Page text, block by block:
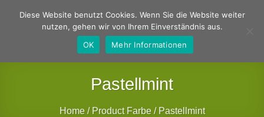
Pastellmint
Home / Product Farbe / Pastellmint
Diese Website benutzt Cookies. Wenn Sie die Website weiter
nutzen, gehen wir von Ihrem Einverständnis aus.
OK
Mehr Informationen